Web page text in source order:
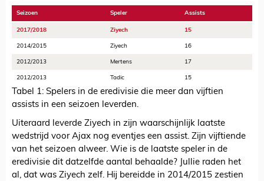
Seizoen Speler Assists
2017/2018 Ziyech 15
2014/2015 Ziyech 16
2012/2013 Mertens 17
2012/2013 Tadic 15
Tabel 1: Spelers in de eredivisie die meer dan vijftien
assists in een seizoen leverden.
Uiteraard leverde Ziyech in zijn waarschijnlijk laatste
wedstrijd voor Ajax nog eventjes een assist. Zijn vijftiende
van het seizoen alweer. Wie is de laatste speler in de
eredivisie dit datzelfde aantal behaalde? Jullie raden het
al, dat was Ziyech zelf. Hij bereidde in 2014/2015 zestien